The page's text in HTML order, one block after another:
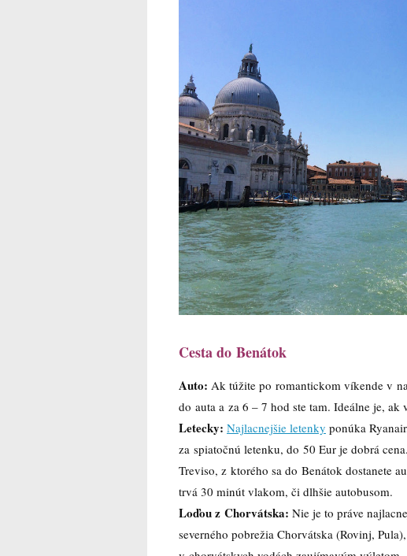
Cesta do Benátok
Auto: Ak túžite po romantickom víkende v
do auta a za 6 – 7 hod ste tam. Ideálne je,
Letecky: Najlacnejšie letenky ponúka
za spiatočnú letenku, do 50 Eur je dobrá
Treviso, z ktorého sa do Benátok dostanete
trvá 30 minút vlakom, či dlhšie autobusom.
Loďou z Chorvátska: Nie je to práve
severného pobrežia Chorvátska (Rovinj,